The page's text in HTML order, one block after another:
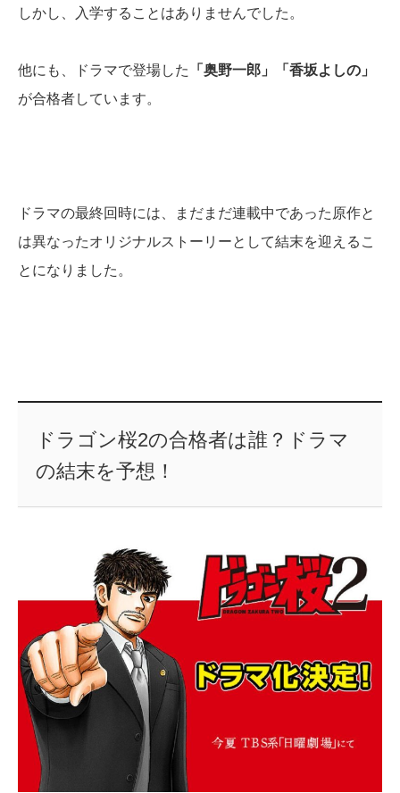
しかし、入学することはありませんでした。
他にも、ドラマで登場した
「奥野一郎」「香坂よしの」
が合格者しています。
ドラマの最終回時には、まだまだ連載中であった原作と
は異なったオリジナルストーリーとして結末を迎えるこ
とになりました。
ドラゴン桜2の合格者は誰？ドラマ
の結末を予想！